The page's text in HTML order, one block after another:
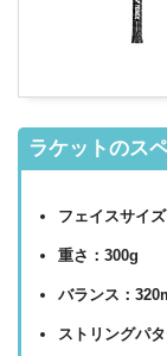
ラケットのス
フェイスサイ
重さ：300g
バランス：
ストリングパ